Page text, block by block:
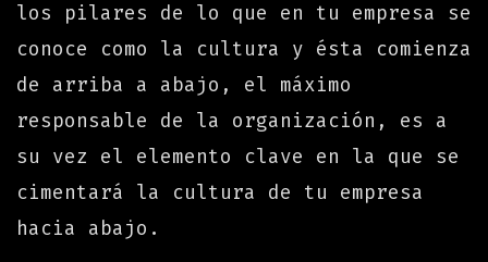
los pilares de lo que en tu empresa se
conoce como la cultura y ésta comienza
de arriba a abajo, el máximo
responsable de la organización, es a
su vez el elemento clave en la que se
cimentará la cultura de tu empresa
hacia abajo.